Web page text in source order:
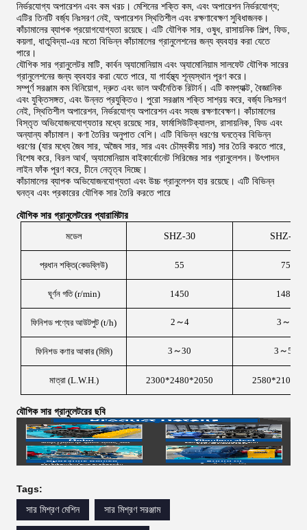
নির্ভরযোগ্য অপারেশন এবং কম খরচ। মেশিনের শক্তি কম, এবং অপারেশন নির্ভরযোগ্য;
এটির তিনটি বর্জ্য নিঃসরণ নেই, অপারেশন স্থিতিশীল এবং রক্ষণাবেক্ষণ সুবিধাজনক।
কাঁচামালের ব্যাপক প্রয়োগযোগ্যতা রয়েছে। এটি যৌগিক সার, ওষুধ, রাসায়নিক শিল্প, ফিড,
কয়লা, ধাতুবিদ্যা-এর মতো বিভিন্ন কাঁচামালের গ্রানুলেশনের জন্য ব্যবহার করা যেতে
পারে।
যৌগিক সার গ্রানুলেটর মাটি, কার্বন অ্যামোনিয়াম এবং অ্যামোনিয়াম সালফেট যৌগিক সারের
গ্রানুলেশনের জন্য ব্যবহার করা যেতে পারে, যা গার্হস্থ্য শূন্যস্থান পূরণ করে।
সম্পূর্ণ সরঞ্জাম কম বিনিয়োগ, দ্রুত এবং ভাল অর্থনৈতিক রিটার্ন। এটি কমপ্যাক্ট, বৈজ্ঞানিক
এবং যুক্তিসঙ্গত, এবং উন্নত প্রযুক্তিও। পুরো সরঞ্জাম শক্তি সাশ্রয় করে, বর্জ্য নিঃসরণ
নেই, স্থিতিশীল অপারেশন, নির্ভরযোগ্য অপারেশন এবং সহজ রক্ষণাবেক্ষণ। কাঁচামালের
বিস্তৃত অভিযোজনযোগ্যতার মধ্যে রয়েছে সার, ফার্মাসিউটিক্যালস, রাসায়নিক, ফিড এবং
অন্যান্য কাঁচামাল। কণা তৈরির অনুপাত বেশি। এটি বিভিন্ন ধরণের ঘনত্বের বিভিন্ন
ধরণের (যার মধ্যে জৈব সার, অজৈব সার, সার এবং চৌম্বকীয় সার) সার তৈরি করতে পারে,
বিশেষ করে, বিরল আর্থ, অ্যামোনিয়াম বাইকার্বোনেট সিরিজের সার গ্রানুলেশন। উৎপাদন
লাইন ফাঁক পূরণ করে, চীনে নেতৃত্ব দিচ্ছে।
কাঁচামালের ব্যাপক অভিযোজনযোগ্যতা এবং উচ্চ গ্রানুলেশন হার রয়েছে। এটি বিভিন্ন
ঘনত্ব এবং প্রকারের যৌগিক সার তৈরি করতে পারে
যৌগিক সার গ্রানুলেটরের প্যারামিটার
মডেল SHZ-30 SHZ-45
প্রধান শক্তি(কেডব্লিউ) 55 75
ঘূর্ণন গতি (r/min) 1450 1480
ফিনিশড পণ্যের আউটপুট (t/h) 2 ～4 3 ～
ফিনিশড কণার আকার (মিমি) 3 ～30 3 ～50
মাত্রা (L.W.H.) 2300*2480*2050
যৌগিক সার গ্রানুলেটরের ছবি
Tags:
সার মিশ্রণ মেশিন
সার মিশ্রণ সরঞ্জাম